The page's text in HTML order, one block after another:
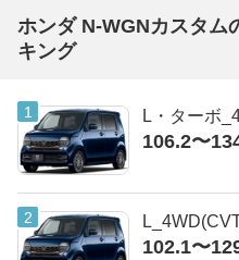
ホンダ N-WGNカスタム
キング
L・ターボ
106.2〜
102.1〜